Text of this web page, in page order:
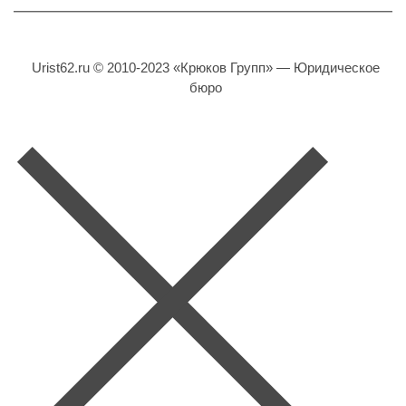
Urist62.ru © 2010-2023 «Крюков Групп» — Юридическое
бюро